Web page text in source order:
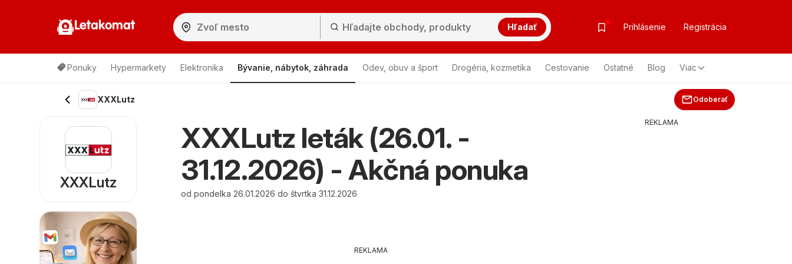
Letakomat Hľadať Prihlásenie Registrácia
Ponuky Hypermarkety Elektronika Bývanie, nábytok, záhrada Odev, obuv a šport Drogéria, kozmetika Cestovanie Ostatné Blog Viac
XXXLutz Odoberať
XXXLutz leták (26.01. -
31.12.2026) - Akčná ponuka
od pondelka 26.01.2026 do štvrtka 31.12.2026
REKLAMA
XXXLutz
REKLAMA